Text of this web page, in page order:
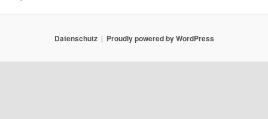
Datenschutz Proudly powered by WordPress